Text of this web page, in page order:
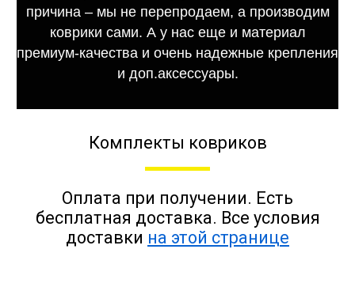
причина – мы не перепродаем, а производим
коврики сами. А у нас еще и материал
премиум-качества и очень надежные крепления
и доп.аксессуары.
Комплекты ковриков
Оплата при получении. Есть
бесплатная доставка. Все условия
доставки на этой странице